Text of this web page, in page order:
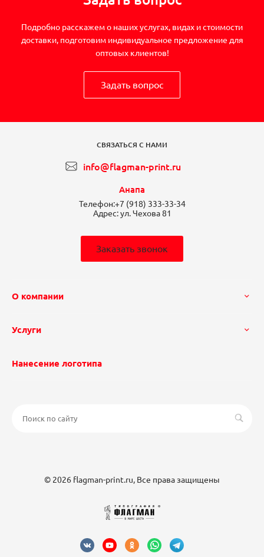
Подробно расскажем о наших услугах, видах и стоимости
доставки, подготовим индивидуальное предложение для
оптовых клиентов!
Задать вопрос
СВЯЗАТЬСЯ С НАМИ
info@flagman-print.ru
Анапа
Телефон:+7 (918) 333-33-34
Адрес:ул. Чехова 81
Заказать звонок
О компании
Услуги
Нанесение логотипа
© 2026 flagman-print.ru, Все права защищены